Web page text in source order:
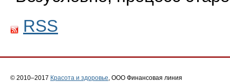
RSS
© 2010–2017 Красота и здоровье , ООО Финансовая линия